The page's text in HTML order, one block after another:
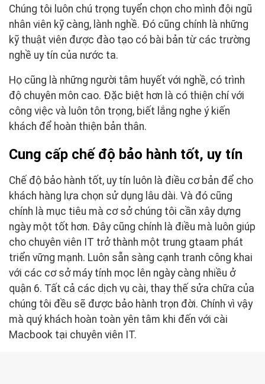
Chúng tôi luôn chú trọng tuyển chọn cho mình đội ngũ
nhân viên kỹ càng, lành nghề. Đó cũng chính là những
kỹ thuật viên được đào tạo có bài bản từ các trường
nghề uy tín của nước ta.
Họ cũng là những người tâm huyết với nghề, có trình
độ chuyên môn cao. Đặc biệt hơn là có thiện chí với
công việc và luôn tôn trọng, biết lắng nghe ý kiến
khách để hoàn thiện bản thân.
Cung cấp chế độ bảo hành tốt, uy tín
Chế độ bảo hành tốt, uy tín luôn là điều cơ bản để cho
khách hàng lựa chọn sử dụng lâu dài. Và đó cũng
chính là mục tiêu mà cơ sở chúng tôi cần xây dựng
ngày một tốt hơn. Đây cũng chính là điều mà luôn giúp
cho chuyên viên IT trở thành một trung gtaam phát
triển vững mạnh. Luôn sẵn sàng cạnh tranh công khai
với các cơ sở máy tính mọc lên ngày càng nhiều ở
quận 6. Tất cả các dịch vụ cài, thay thế sửa chữa của
chúng tôi đều sẽ được bảo hành trọn đời. Chính vì vậy
mà quý khách hoàn toàn yên tâm khi đến với cài
Macbook tại chuyên viên IT.